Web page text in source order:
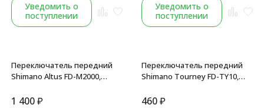
Уведомить о
поступлении
Уведомить о
поступлении
Переключатель передний
Shimano Altus FD-M2000,
мм, 42T, угол 66-69°,
1 400₽
Переключатель передний
Shimano Tourney FD-TY10,
верхняя тяга, торг. уп.
460₽